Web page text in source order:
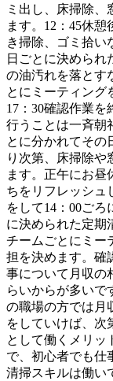
ミ出し、床掃除、
ます。12：45休
き掃除、ゴミ拾い
日ごとに決められ
の油汚れを落とす
とにミーティング
17：30確認作業
行うことは一斉朝
とに分かれてその
り次第、床掃除や
ます。正午にお昼
ちをリフレッシュ
をして14：00ご
に決められた定期
チームごとにミー
担を決めます。確
事について月収の
らいからが多いで
の職場の方では月
をしていけば、次
として働くメリッ
で、初心者でも仕
清掃スキルは働い